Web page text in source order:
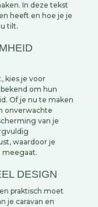
In deze tekst
heeft en hoe je je
tilt.
, kies je voor
om hun
Of je nu te maken
onverwachte
van je
waardoor je
meegaat.
DESIGN
praktisch moet
je caravan en